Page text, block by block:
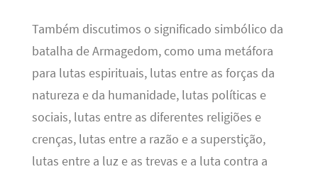
Também discutimos o significado simbólico da
batalha de Armagedom, como uma metáfora
para lutas espirituais, lutas entre as forças da
natureza e da humanidade, lutas políticas e
sociais, lutas entre as diferentes religiões e
crenças, lutas entre a razão e a superstição,
lutas entre a luz e as trevas e a luta contra a